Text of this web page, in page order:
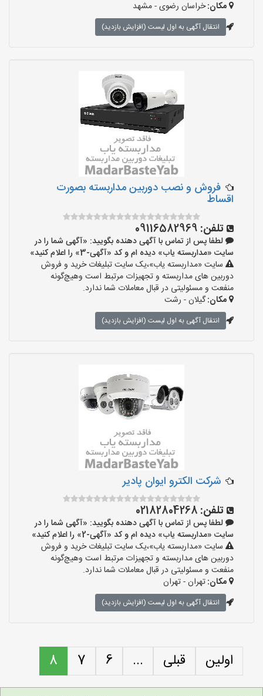
مکان:خراسان رضوی - مشهد
انتقال آگهی به اول لیست (افزایش بازدید)
فروش و نصب دوربین مداربسته بصورت
اقساط
تلفن: 09116582969
لطفا پس از تماس با آگهی دهنده بگویید: «آگهی شما را در
سایت «مداربسته یاب» دیده ام و کد «آگهی-3» را اعلام کنید»
سایت «مداربسته یاب»،یک سایت تبلیغات خرید و فروش
دوربین های مداربسته و تجهیزات مرتبط است وهیچ‌گونه
منفعت و مسئولیتی در قبال معاملات شما ندارد.
مکان:گیلان - رشت
انتقال آگهی به اول لیست (افزایش بازدید)
شرکت الکترو ایوان پادیر
تلفن: 02182804268
لطفا پس از تماس با آگهی دهنده بگویید: «آگهی شما را در
سایت «مداربسته یاب» دیده ام و کد «آگهی-2» را اعلام کنید»
سایت «مداربسته یاب»،یک سایت تبلیغات خرید و فروش
دوربین های مداربسته و تجهیزات مرتبط است وهیچ‌گونه
منفعت و مسئولیتی در قبال معاملات شما ندارد.
مکان:تهران - تهران
انتقال آگهی به اول لیست (افزایش بازدید)
اولین قبلی ...
6
7
8